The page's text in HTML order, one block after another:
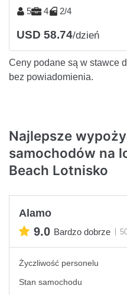
5 4 2/4
USD 58.74/dzień
Ceny podane są w stawce
bez powiadomienia.
Najlepsze
samochodów na
Beach Lotnisko
Alamo
9.0 Bardzo dobrze
Życzliwość personelu
Stan samochodu